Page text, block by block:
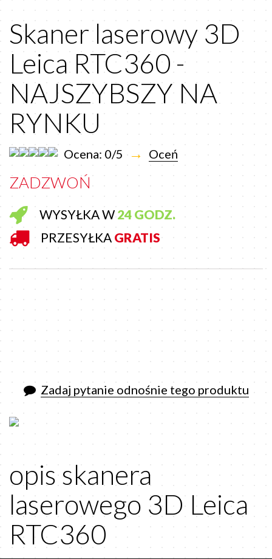
Skaner laserowy 3D
Leica RTC360 -
NAJSZYBSZY NA
RYNKU
Ocena: 0/5 → Oceń
ZADZWOŃ
WYSYŁKA W 24 GODZ.
PRZESYŁKA GRATIS
Zadaj pytanie odnośnie tego produktu
opis skanera
laserowego 3D Leica
RTC360